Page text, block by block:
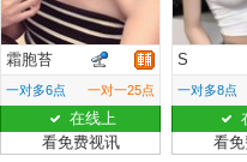
霜胞苔
一对多6点 一对一25点
在线上
看免费视讯
S
一对多8点
看